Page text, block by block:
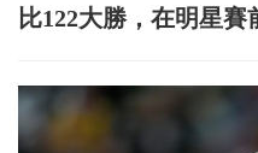
比122大勝，在明星賽